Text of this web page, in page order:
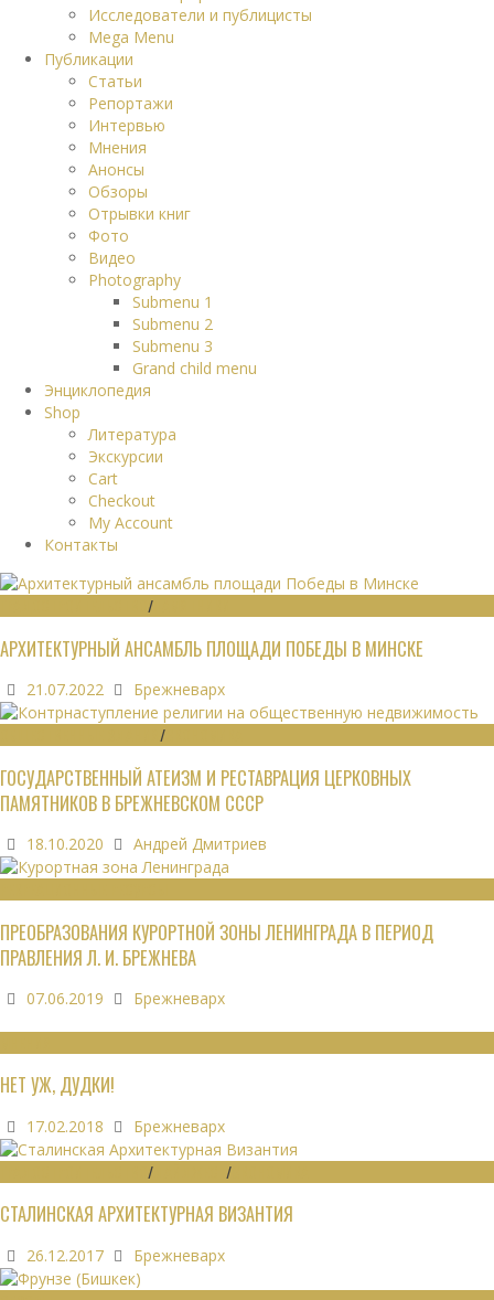
Исследователи и публицисты
Mega Menu
Публикации
Статьи
Репортажи
Интервью
Мнения
Анонсы
Обзоры
Отрывки книг
Фото
Видео
Photography
Submenu 1
Submenu 2
Submenu 3
Grand child menu
Энциклопедия
Shop
Литература
Экскурсии
Cart
Checkout
My Account
Контакты
/
АРХИТЕКТУРНЫЙ АНСАМБЛЬ ПЛОЩАДИ ПОБЕДЫ В МИНСКЕ
21.07.2022 Брежневарх
/
ГОСУДАРСТВЕННЫЙ АТЕИЗМ И РЕСТАВРАЦИЯ ЦЕРКОВНЫХ
ПАМЯТНИКОВ В БРЕЖНЕВСКОМ СССР
18.10.2020 Андрей Дмитриев
ПРЕОБРАЗОВАНИЯ КУРОРТНОЙ ЗОНЫ ЛЕНИНГРАДА В ПЕРИОД
ПРАВЛЕНИЯ Л. И. БРЕЖНЕВА
07.06.2019 Брежневарх
НЕТ УЖ, ДУДКИ!
17.02.2018 Брежневарх
/ /
СТАЛИНСКАЯ АРХИТЕКТУРНАЯ ВИЗАНТИЯ
26.12.2017 Брежневарх